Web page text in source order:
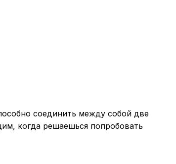
соединить между собой две
когда решаешься попробовать